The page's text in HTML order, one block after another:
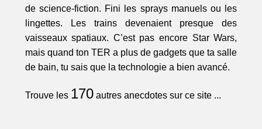
de science-fiction. Fini les sprays manuels ou les
lingettes. Les trains devenaient presque des
vaisseaux spatiaux. C’est pas encore Star Wars,
mais quand ton TER a plus de gadgets que ta salle
de bain, tu sais que la technologie a bien avancé.
Trouve les 170autres anecdotes sur ce site ...